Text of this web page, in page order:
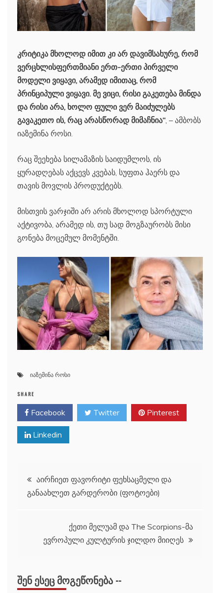
კრიტიკა მხოლოდ იმით კი არ დავიმსახურე, რომ
ვერცხლისფერთმიანი ერთ-ერთი პირველი
მოდელი ვიყავი, არამედ იმითაც, რომ
პრინციპული ვიყავი. მე ვიცი, რისი გაკეთება მინდა
და რისი არა, ხოლო ფული ვერ მაიძულებს
გავაკეთო ის, რაც არასწორად მიმაჩნია“, – ამბობს
იაზემინა როსი.
რაც შეეხება სილამაზის საიდუმლოს, ის
ყურადღებას აქცევს კვებას, სუფთა ჰაერს და
თავის მოვლის პროდუქტებს.
მისთვის ვარჯიში არ არის მხოლოდ სპორტული
აქტივობა, არამედ ის, თუ სად მოგზაურობს მისი
გონება მოცემულ მომენტში.
იაზემინა როსი
SHARE
Facebook Twitter Pinterest
Linkedin
პოსტის
ნავიგაცია
აირჩიეთ ფავორიტი ფეხსაცმელი და
განაახლეთ გარდერობი (ფოტოები)
ქეთი მელუამ და The Scorpions-მა
ევროპული კულტურის ჯილდო მიიღეს
ᲨᲔᲜ ᲔᲡᲔᲪ ᲛᲝᲒᲔᲬᲝᲜᲔᲑᲐ --